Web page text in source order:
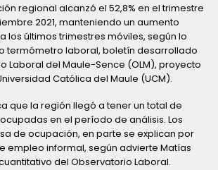
regional alcanzó el 52,8% en el trimestre
2021, manteniendo un aumento
los últimos trimestres móviles, según lo
termómetro laboral, boletín desarrollado
Laboral del Maule-Sence (OLM), proyecto
Católica del Maule (UCM).
que la región llegó a tener un total de
en el período de análisis. Los
de ocupación, en parte se explican por
empleo informal, según advierte Matías
del Observatorio Laboral.